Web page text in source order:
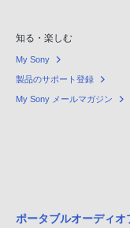
知る・楽しむ
My Sony
製品のサポート登録
My Sony メールマガジン
ポータブルオーディ